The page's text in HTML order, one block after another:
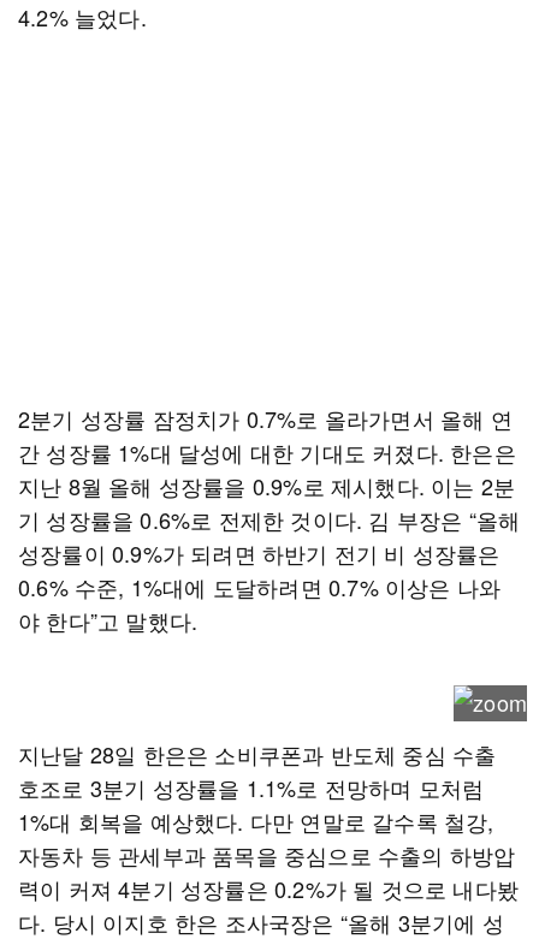
4.2% 늘었다.
2분기 성장률 잠정치가 0.7%로 올라가면서 올해 연
간 성장률 1%대 달성에 대한 기대도 커졌다. 한은은
지난 8월 올해 성장률을 0.9%로 제시했다. 이는 2분
기 성장률을 0.6%로 전제한 것이다. 김 부장은 “올해
성장률이 0.9%가 되려면 하반기 전기 비 성장률은
0.6% 수준, 1%대에 도달하려면 0.7% 이상은 나와
야 한다”고 말했다.
지난달 28일 한은은 소비쿠폰과 반도체 중심 수출
호조로 3분기 성장률을 1.1%로 전망하며 모처럼
1%대 회복을 예상했다. 다만 연말로 갈수록 철강,
자동차 등 관세부과 품목을 중심으로 수출의 하방압
력이 커져 4분기 성장률은 0.2%가 될 것으로 내다봤
다. 당시 이지호 한은 조사국장은 “올해 3분기에 성